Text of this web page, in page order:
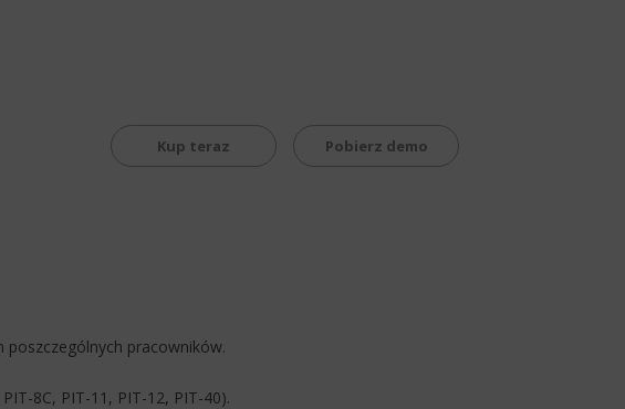
Kup teraz Pobierz demo
pracowników.
8C, PIT-11, PIT-12, PIT-40).